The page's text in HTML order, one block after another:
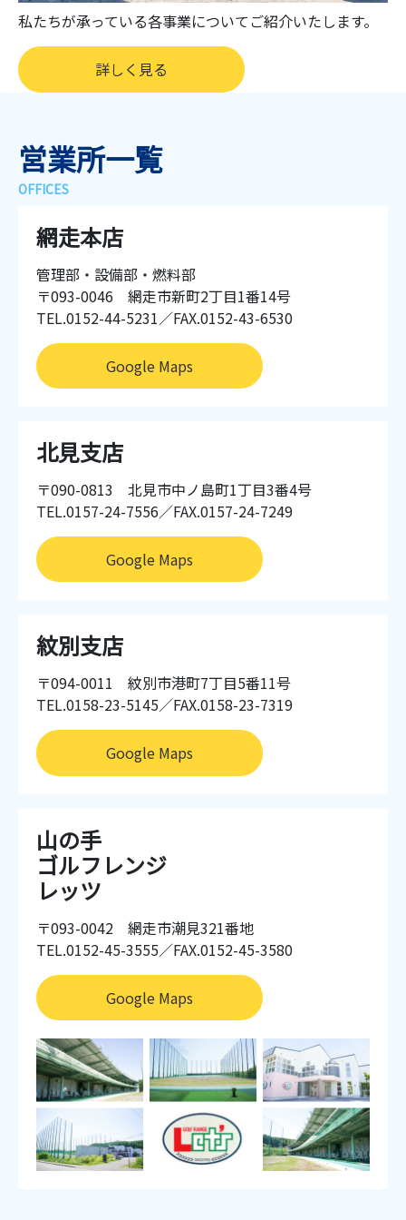
私たちが承っている各事業についてご紹介いたします。
詳しく見る
営業所一覧
網走本店
管理部・設備部・燃料部
〒093-0046 網走市新町2丁目1番14号
TEL.0152-44-5231／FAX.0152-43-6530
Google Maps
北見支店
〒090-0813 北見市中ノ島町1丁目3番4号
TEL.0157-24-7556／FAX.0157-24-7249
Google Maps
紋別支店
〒094-0011 紋別市港町7丁目5番11号
TEL.0158-23-5145／FAX.0158-23-7319
Google Maps
山の手
ゴルフレンジ
レッツ
〒093-0042 網走市潮見321番地
TEL.0152-45-3555／FAX.0152-45-3580
Google Maps